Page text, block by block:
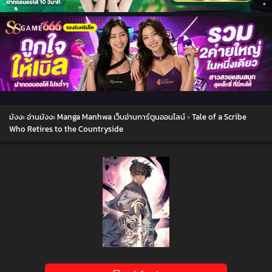
มังงะ อ่านมังงะ Manga Manhwa เว็บอ่านการ์ตูนออนไลน์›Tale of a Scribe
Who Retires to the Countryside